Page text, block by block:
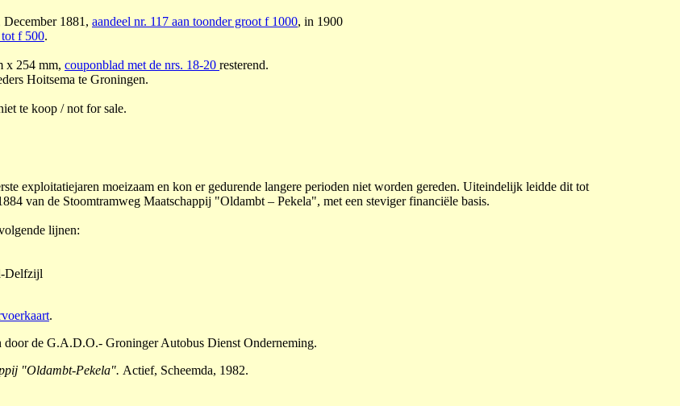
1881, aandeel nr. 117 aan toonder groot f 1000, in 1900
tot f 500.
x 254 mm, couponblad met de nrs. 18-20 resterend.
Hoitsema te Groningen.
te koop / not for sale.
exploitatiejaren moeizaam en kon er gedurende langere perioden niet worden gereden. Uiteindelijk leidde dit tot
van de Stoomtramweg Maatschappij "Oldambt – Pekela", met een steviger financiële basis.
lijnen:
Delfzijl
.
door de G.A.D.O.- Groninger Autobus Dienst Onderneming.
"Oldambt-Pekela". Actief, Scheemda, 1982.